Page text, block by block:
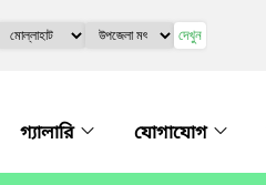
দেখুন
গ্যালারি যোগাযোগ